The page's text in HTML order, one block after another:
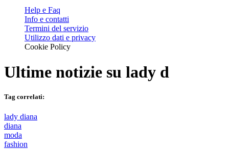
Help e Faq
Info e contatti
Termini del servizio
Utilizzo dati e privacy
Cookie Policy
Ultime notizie su lady d
Tag correlati:
lady diana
diana
moda
fashion